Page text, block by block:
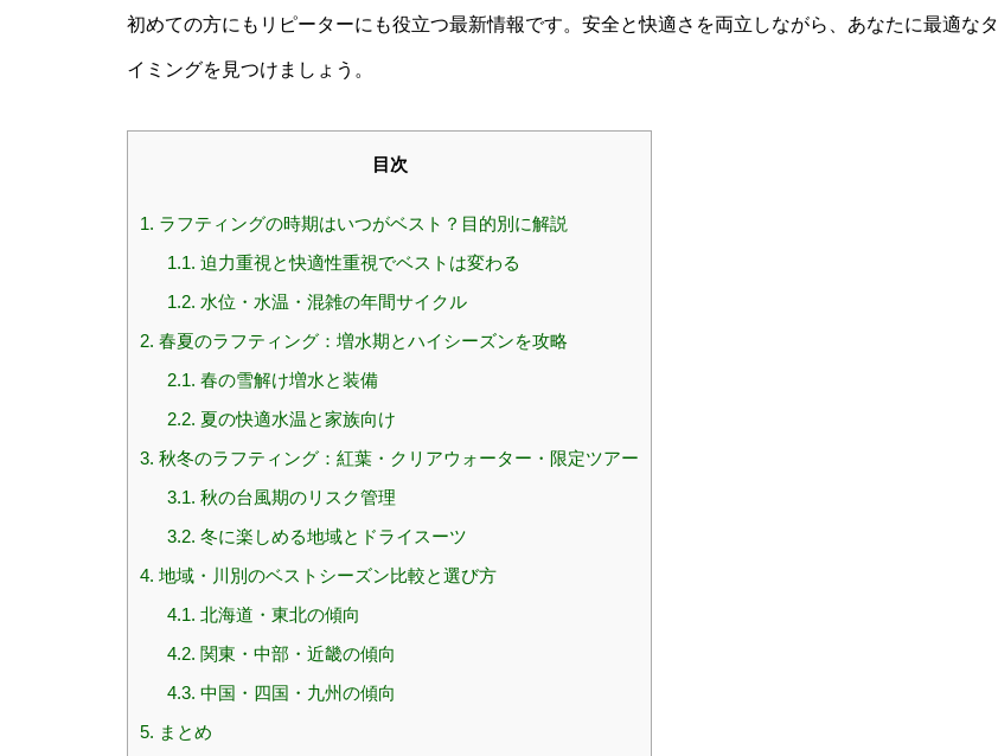
初めての方にもリピーターにも役立つ最新情報です。安全と快適さを両立しながら、あなたに最適なタ
イミングを見つけましょう。
目次
1. ラフティングの時期はいつがベスト？目的別に解説
1.1. 迫力重視と快適性重視でベストは変わる
1.2. 水位・水温・混雑の年間サイクル
2. 春夏のラフティング：増水期とハイシーズンを攻略
2.1. 春の雪解け増水と装備
2.2. 夏の快適水温と家族向け
3. 秋冬のラフティング：紅葉・クリアウォーター・限定ツアー
3.1. 秋の台風期のリスク管理
3.2. 冬に楽しめる地域とドライスーツ
4. 地域・川別のベストシーズン比較と選び方
4.1. 北海道・東北の傾向
4.2. 関東・中部・近畿の傾向
4.3. 中国・四国・九州の傾向
5. まとめ